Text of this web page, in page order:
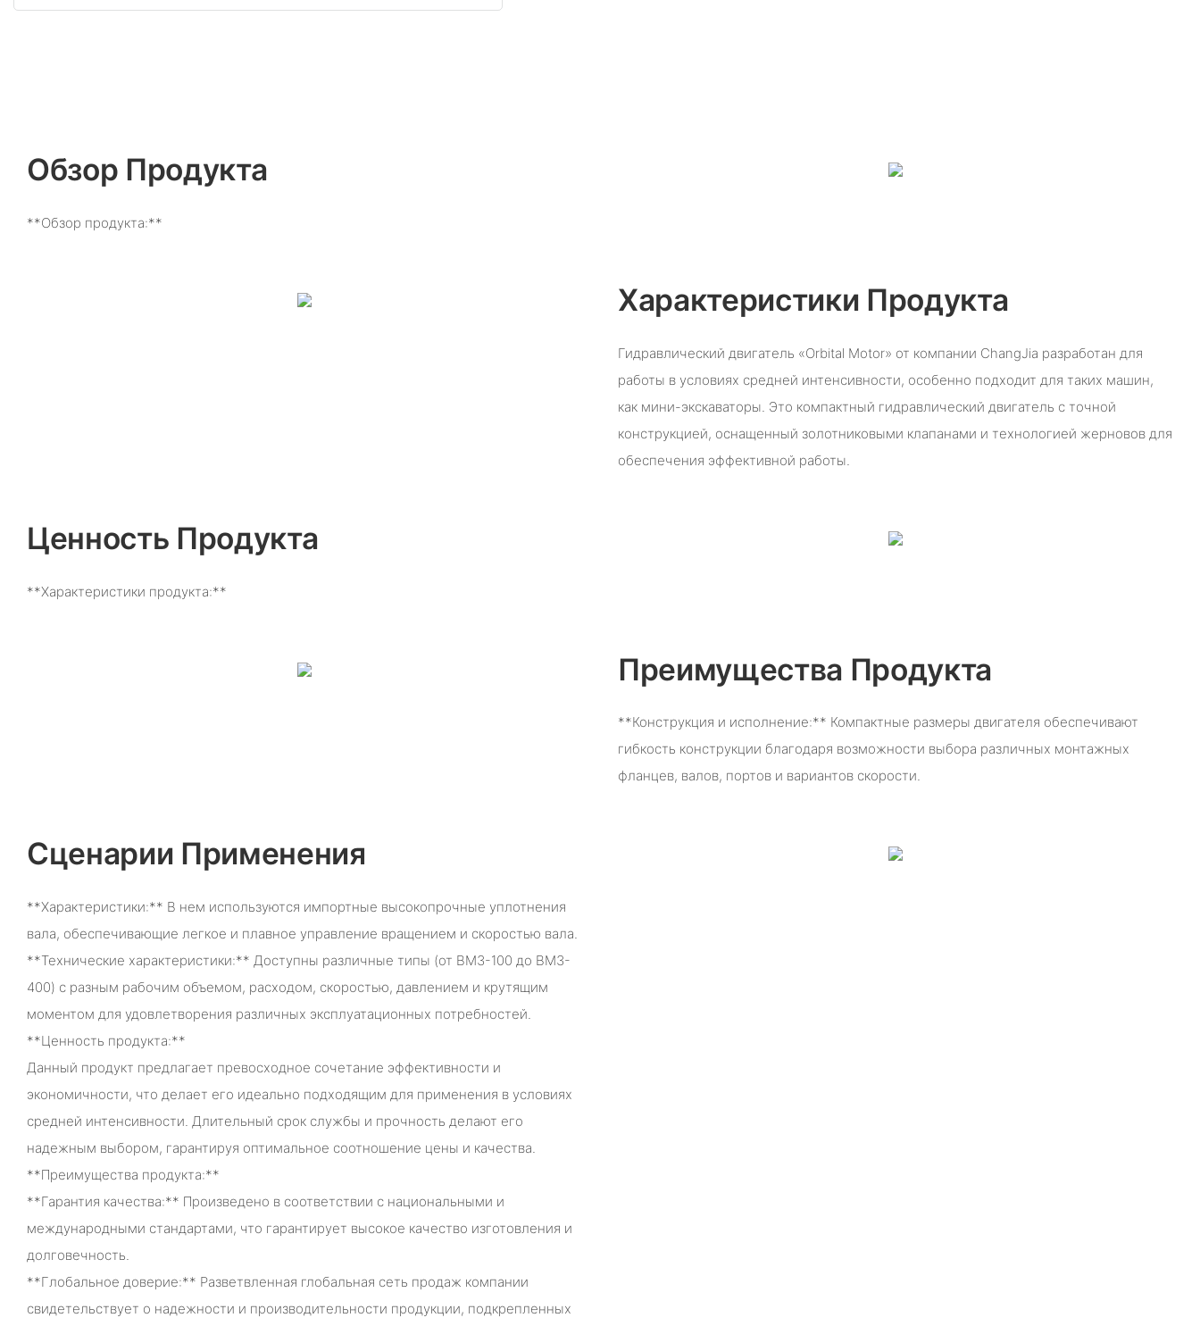
Обзор Продукта
**Обзор продукта:**
Характеристики Продукта
Гидравлический двигатель «Orbital Motor» от компании ChangJia разработан для
работы в условиях средней интенсивности, особенно подходит для таких машин,
как мини-экскаваторы. Это компактный гидравлический двигатель с точной
конструкцией, оснащенный золотниковыми клапанами и технологией жерновов для
обеспечения эффективной работы.
Ценность Продукта
**Характеристики продукта:**
Преимущества Продукта
**Конструкция и исполнение:** Компактные размеры двигателя обеспечивают
гибкость конструкции благодаря возможности выбора различных монтажных
фланцев, валов, портов и вариантов скорости.
Сценарии Применения
**Характеристики:** В нем используются импортные высокопрочные уплотнения
вала, обеспечивающие легкое и плавное управление вращением и скоростью вала.
**Технические характеристики:** Доступны различные типы (от BM3-100 до BM3-
400) с разным рабочим объемом, расходом, скоростью, давлением и крутящим
моментом для удовлетворения различных эксплуатационных потребностей.
**Ценность продукта:**
Данный продукт предлагает превосходное сочетание эффективности и
экономичности, что делает его идеально подходящим для применения в условиях
средней интенсивности. Длительный срок службы и прочность делают его
надежным выбором, гарантируя оптимальное соотношение цены и качества.
**Преимущества продукта:**
**Гарантия качества:** Произведено в соответствии с национальными и
международными стандартами, что гарантирует высокое качество изготовления и
долговечность.
**Глобальное доверие:** Разветвленная глобальная сеть продаж компании
свидетельствует о надежности и производительности продукции, подкрепленных